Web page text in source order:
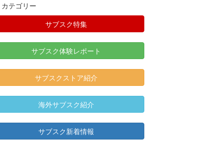
カテゴリー
サブスク特集
サブスク体験レポート
サブスクストア紹介
海外サブスク紹介
サブスク新着情報